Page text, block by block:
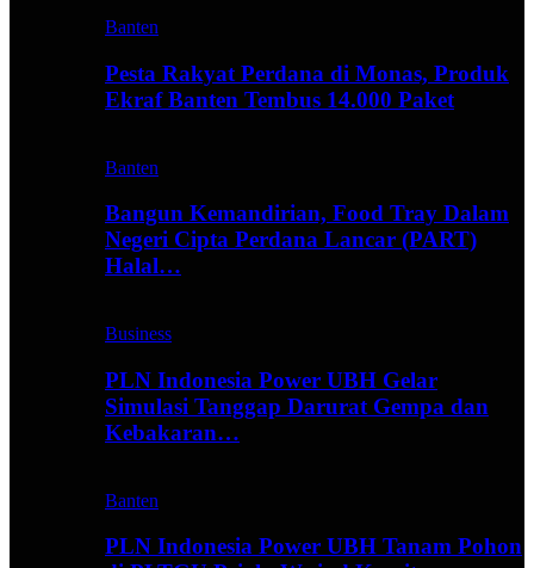
Banten
Pesta Rakyat Perdana di Monas, Produk
Ekraf Banten Tembus 14.000 Paket
Banten
Bangun Kemandirian, Food Tray Dalam
Negeri Cipta Perdana Lancar (PART)
Halal…
Business
PLN Indonesia Power UBH Gelar
Simulasi Tanggap Darurat Gempa dan
Kebakaran…
Banten
PLN Indonesia Power UBH Tanam Pohon